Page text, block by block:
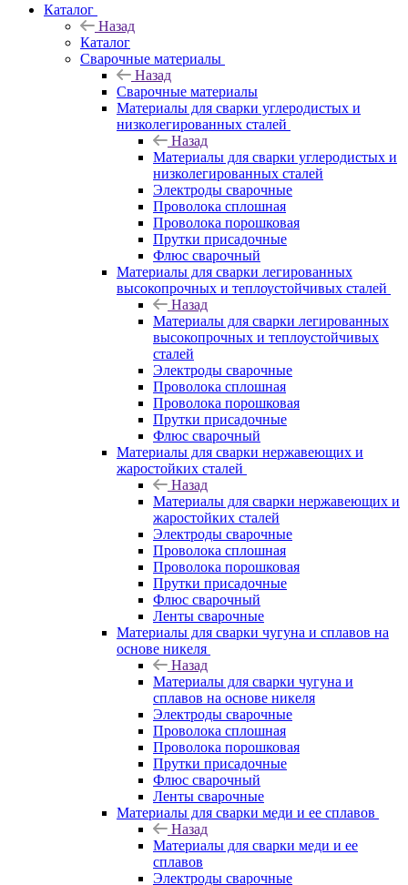
Каталог
Назад
Каталог
Сварочные материалы
Назад
Сварочные материалы
Материалы для сварки углеродистых и
низколегированных сталей
Назад
Материалы для сварки углеродистых и
низколегированных сталей
Электроды сварочные
Проволока сплошная
Проволока порошковая
Прутки присадочные
Флюс сварочный
Материалы для сварки легированных
высокопрочных и теплоустойчивых сталей
Назад
Материалы для сварки легированных
высокопрочных и теплоустойчивых
сталей
Электроды сварочные
Проволока сплошная
Проволока порошковая
Прутки присадочные
Флюс сварочный
Материалы для сварки нержавеющих и
жаростойких сталей
Назад
Материалы для сварки нержавеющих и
жаростойких сталей
Электроды сварочные
Проволока сплошная
Проволока порошковая
Прутки присадочные
Флюс сварочный
Ленты сварочные
Материалы для сварки чугуна и сплавов на
основе никеля
Назад
Материалы для сварки чугуна и
сплавов на основе никеля
Электроды сварочные
Проволока сплошная
Проволока порошковая
Прутки присадочные
Флюс сварочный
Ленты сварочные
Материалы для сварки меди и ее сплавов
Назад
Материалы для сварки меди и ее
сплавов
Электроды сварочные